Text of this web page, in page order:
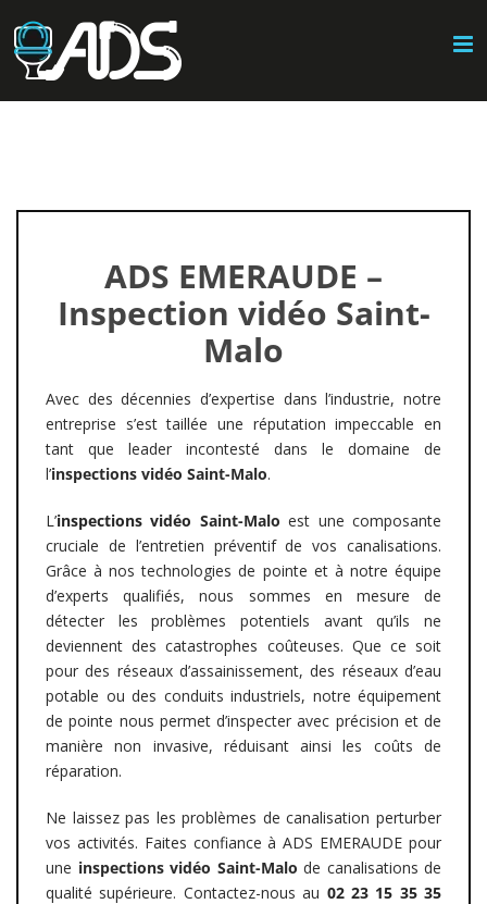
au
contenu
ADS EMERAUDE –
Inspection vidéo Saint-
Malo
Avec des décennies d’expertise dans l’industrie, notre
entreprise s’est taillée une réputation impeccable en
tant que leader incontesté dans le domaine de
l’inspections vidéo Saint-Malo.
L’inspections vidéo Saint-Malo est une composante
cruciale de l’entretien préventif de vos canalisations.
Grâce à nos technologies de pointe et à notre équipe
d’experts qualifiés, nous sommes en mesure de
détecter les problèmes potentiels avant qu’ils ne
deviennent des catastrophes coûteuses. Que ce soit
pour des réseaux d’assainissement, des réseaux d’eau
potable ou des conduits industriels, notre équipement
de pointe nous permet d’inspecter avec précision et de
manière non invasive, réduisant ainsi les coûts de
réparation.
Ne laissez pas les problèmes de canalisation perturber
vos activités. Faites confiance à ADS EMERAUDE pour
une inspections vidéo Saint-Malo de canalisations de
qualité supérieure. Contactez-nous au 02 23 15 35 35